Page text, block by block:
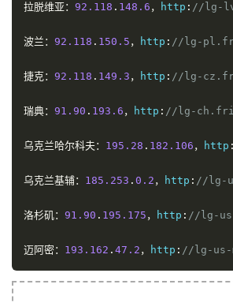
拉脱维亚： 92.118 . 148.6 ， http : //lg-
波兰： 92.118 . 150.5 ， http : //lg-
捷克： 92.118 . 149.3 ， http : //lg-
瑞典： 91.90 . 193.6 ， http : //lg-
乌克兰哈尔科夫： 195.28 . 182.106 ， http :
乌克兰基辅： 185.253 . 0.2 ， http : //lg-
洛杉矶： 91.90 . 195.175 ， http : //lg-
迈阿密： 193.162 . 47.2 ， http : //lg-us-